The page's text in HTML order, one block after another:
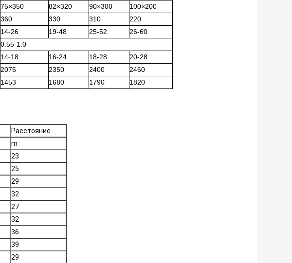
75×350 82×320 90×300
100×200
360 330 310
220
14-26 19-48 25-52
26-60
0.55-1.0
14-18 16-24 18-28
20-28
2075 2350 2400
2460
1453 1680 1790 1820
Расстояние
m
23
25
29
32
27
32
36
39
29